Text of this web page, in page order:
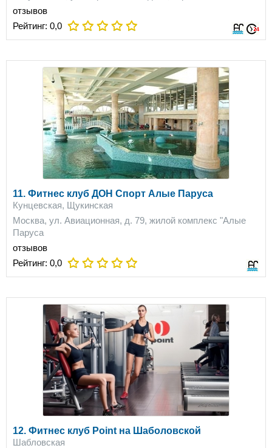
отзывов
Рейтинг: 0,0
11. Фитнес клуб ДОН Спорт Алые Паруса
Кунцевская, Щукинская
Москва, ул. Авиационная, д. 79, жилой комплекс "Алые
Паруса
отзывов
Рейтинг: 0,0
12. Фитнес клуб Point на Шаболовской
Шабловская